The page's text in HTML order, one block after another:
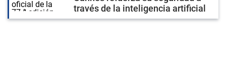
través de la inteligencia artificial